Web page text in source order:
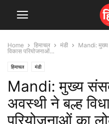
Home हिमाचल मंडी
Mandi: मुख्य
विकास परियोजनाओं...
हिमाचल मंडी
Mandi: मुख्य
अवस्थी ने बल्ह
परियोजनाओं का